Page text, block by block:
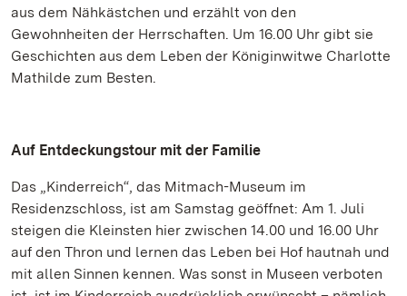
aus dem Nähkästchen und erzählt von den
Gewohnheiten der Herrschaften. Um 16.00 Uhr gibt sie
Geschichten aus dem Leben der Königinwitwe Charlotte
Mathilde zum Besten.
Auf Entdeckungstour mit der Familie
Das „Kinderreich“, das Mitmach-Museum im
Residenzschloss, ist am Samstag geöffnet: Am 1. Juli
steigen die Kleinsten hier zwischen 14.00 und 16.00 Uhr
auf den Thron und lernen das Leben bei Hof hautnah und
mit allen Sinnen kennen. Was sonst in Museen verboten